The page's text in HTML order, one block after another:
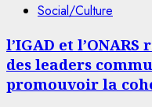
Social/Culture
l’IGAD et
des leaders
promouvoir la